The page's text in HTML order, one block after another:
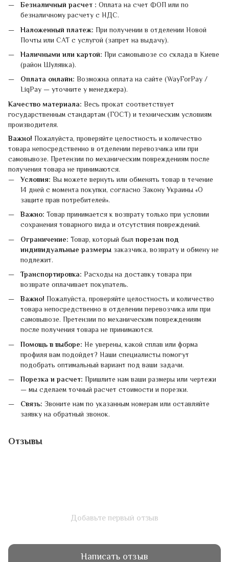
Безналичный расчет : Оплата на счет ФОП или по
безналичному расчету с НДС.
Наложенный платеж: При получении в отделении Новой
Почты или САТ с услугой (запрет на выдачу).
Наличными или картой: При самовывозе со склада в Киеве
(район Шулявка).
Оплата онлайн: Возможна оплата на сайте (WayForPay /
LiqPay — уточните у менеджера).
Качество материала: Весь прокат соответствует
государственным стандартам (ГОСТ) и техническим условиям
производителя.
Важно! Пожалуйста, проверяйте целостность и количество
товара непосредственно в отделении перевозчика или при
самовывозе. Претензии по механическим повреждениям после
получения товара не принимаются.
Условия: Вы можете вернуть или обменять товар в течение
14 дней с момента покупки, согласно Закону Украины «О
защите прав потребителей».
Важно: Товар принимается к возврату только при условии
сохранения товарного вида и отсутствия повреждений.
Ограничение: Товар, который был порезан под
индивидуальные размеры заказчика, возврату и обмену не
подлежит.
Транспортировка: Расходы на доставку товара при
возврате оплачивает покупатель.
Важно! Пожалуйста, проверяйте целостность и количество
товара непосредственно в отделении перевозчика или при
самовывозе. Претензии по механическим повреждениям
после получения товара не принимаются.
Помощь в выборе: Не уверены, какой сплав или форма
профиля вам подойдет? Наши специалисты помогут
подобрать оптимальный вариант под ваши задачи.
Порезка и расчет: Пришлите нам ваши размеры или чертежи
— мы сделаем точный расчет стоимости и порезки.
Связь: Звоните нам по указанным номерам или оставляйте
заявку на обратный звонок.
Отзывы
Добавьте первый отзыв
Написать отзыв